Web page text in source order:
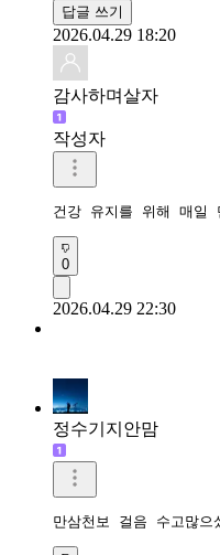
답글 쓰기
2026.04.29 18:20
감사하며살자
작성자
건강 유지를 위해 매일
0
2026.04.29 22:30
정수기지안맘
만삼천보 걸음 수고많